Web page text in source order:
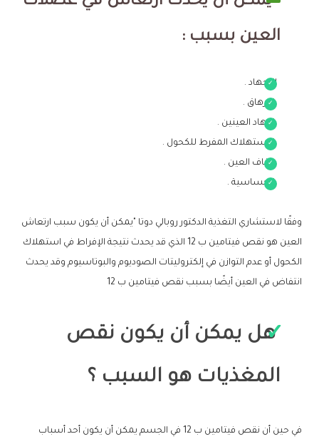
العين بسبب :
الإجهاد .
الإرهاق .
إجهاد العينين .
الاستهلاك المفرط للكحول .
جفاف العين .
الحساسية .
وفقًا لاستشاري التغذية الدكتور روبالي دوتا "يمكن أن يكون سبب ارتعاش
العين هو نقص فيتامين ب 12 الذي قد يحدث نتيجة الإفراط في استهلاك
الكحول أو عدم التوازن في إلكتروليتات الصوديوم والبوتاسيوم وقد يحدث
انتفاض في العين أيضًا بسبب نقص فيتامين ب 12
هل يمكن أن يكون نقص
المغذيات هو السبب ؟
في حين أن نقص فيتامين ب 12 في الجسم يمكن أن يكون أحد أسباب